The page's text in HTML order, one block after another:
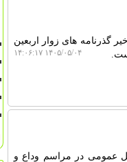
گذرنامه های زوار اربعین
۱۴۰۵/۰۵/۰۴ ۱۴:۰۶:۱۷
عمومی در مراسم وداع و